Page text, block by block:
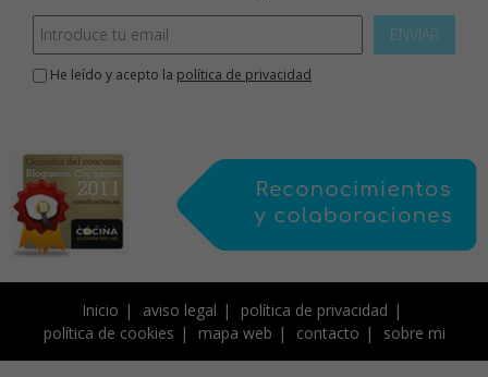
ENVIAR
He leído y acepto la política de privacidad
Inicio aviso legal
política de privacidad
política de cookies
mapa web contacto sobre mi